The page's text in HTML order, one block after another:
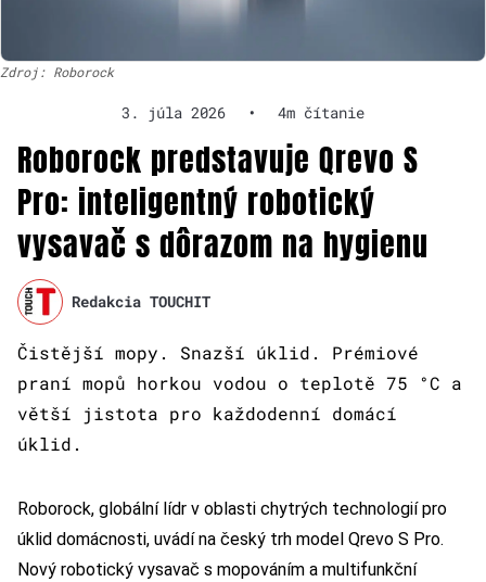
Zdroj: Roborock
3. júla 2026 • 4m čítanie
Roborock predstavuje Qrevo S
Pro: inteligentný robotický
vysavač s dôrazom na hygienu
Redakcia TOUCHIT
Čistější mopy. Snazší úklid. Prémiové
praní mopů horkou vodou o teplotě 75 °C a
větší jistota pro každodenní domácí
úklid.
Roborock, globální lídr v oblasti chytrých technologií pro
úklid domácnosti, uvádí na český trh model Qrevo S Pro.
Nový robotický vysavač s mopováním a multifunkční